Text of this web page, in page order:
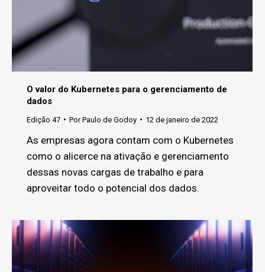
O valor do Kubernetes para o gerenciamento de
dados
Edição 47 PorPaulo de Godoy 12 de janeiro de 2022
As empresas agora contam com o Kubernetes
como o alicerce na ativação e gerenciamento
dessas novas cargas de trabalho e para
aproveitar todo o potencial dos dados.